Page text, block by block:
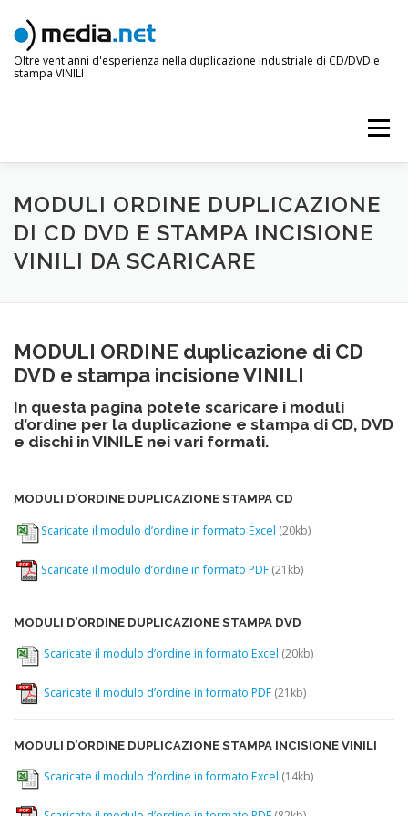
contenuto
Oltre vent'anni d'esperienza nella duplicazione industriale di CD/DVD e
stampa VINILI
Menu
MODULI ORDINE DUPLICAZIONE
DI CD DVD E STAMPA INCISIONE
VINILI DA SCARICARE
MODULI ORDINE duplicazione di CD
DVD e stampa incisione VINILI
In questa pagina potete scaricare i moduli
d’ordine per la duplicazione e stampa di CD, DVD
e dischi in VINILE nei vari formati.
MODULI D’ORDINE DUPLICAZIONE STAMPA CD
Scaricate il modulo d’ordine in formato Excel (20kb)
Scaricate il modulo d’ordine in formato PDF (21kb)
MODULI D’ORDINE DUPLICAZIONE STAMPA DVD
Scaricate il modulo d’ordine in formato Excel (20kb)
Scaricate il modulo d’ordine in formato PDF (21kb)
MODULI D’ORDINE DUPLICAZIONE STAMPA INCISIONE VINILI
Scaricate il modulo d’ordine in formato Excel (14kb)